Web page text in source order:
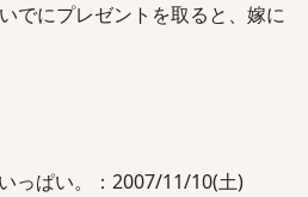
でにプレゼントを取ると、嫁に
っぱい。：2007/11/10(土)